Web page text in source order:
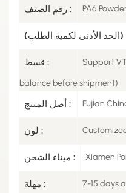
رقم الصنف : PA6
قسط : Support
balance before shipment)
أصل المنتج : Fujian
لون :
ميناء الشحن : Xiamen
مهلة : 7-15 days